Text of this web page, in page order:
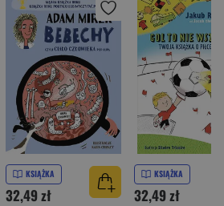
KSIĄŻKA
32,49 zł
KSIĄŻKA
32,49 zł